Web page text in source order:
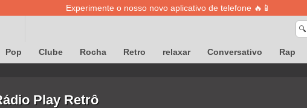
Experimente o nosso novo aplicativo de telefone 🔥📱
🔍
Pop Clube Rocha Retro relaxar Conversativo Rap
Play Retrô